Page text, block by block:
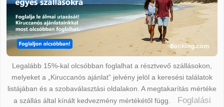
Legalább 15%-kal olcsóbban foglalhat a résztvevő szállásokon,
melyeket a „Kiruccanós ajánlat” jelvény jelöl a keresési találatok
listájában és a szobaválasztási oldalakon. A megtakarítás mértéke
a szállás által kínált kedvezmény mértékétől függ.
Foglalási